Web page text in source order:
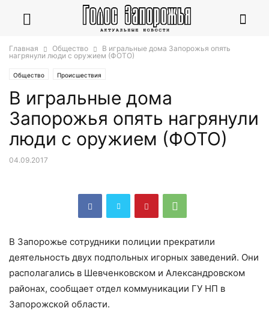
Главная Общество
В игральные дома Запорожья опять
нагрянули люди с оружием (ФОТО)
Общество Происшествия
В игральные дома
Запорожья опять нагрянули
люди с оружием (ФОТО)
04.09.2017
В Запорожье сотрудники полиции прекратили
деятельность двух подпольных игорных заведений. Они
располагались в Шевченковском и Александровском
районах, сообщает отдел коммуникации ГУ НП в
Запорожской области.